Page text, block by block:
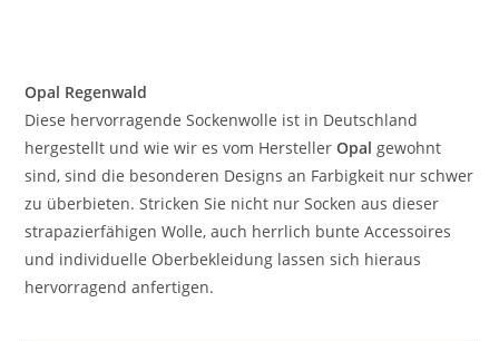
Opal Regenwald
Diese hervorragende Sockenwolle ist in Deutschland
hergestellt und wie wir es vom HerstellerOpal gewohnt
sind, sind die besonderen Designs an Farbigkeit nur schwer
zu überbieten. Stricken Sie nicht nur Socken aus dieser
strapazierfähigen Wolle, auch herrlich bunte Accessoires
und individuelle Oberbekleidung lassen sich hieraus
hervorragend anfertigen.